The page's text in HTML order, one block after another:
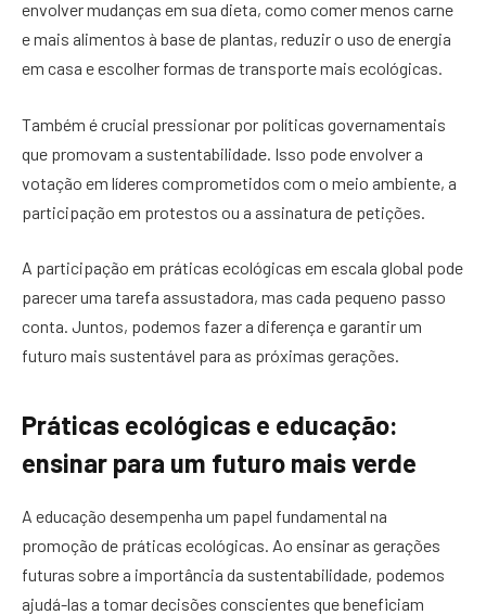
envolver mudanças em sua dieta, como comer menos carne
e mais alimentos à base de plantas, reduzir o uso de energia
em casa e escolher formas de transporte mais ecológicas.
Também é crucial pressionar por políticas governamentais
que promovam a sustentabilidade. Isso pode envolver a
votação em líderes comprometidos com o meio ambiente, a
participação em protestos ou a assinatura de petições.
A participação em práticas ecológicas em escala global pode
parecer uma tarefa assustadora, mas cada pequeno passo
conta. Juntos, podemos fazer a diferença e garantir um
futuro mais sustentável para as próximas gerações.
Práticas ecológicas e educação:
ensinar para um futuro mais verde
A educação desempenha um papel fundamental na
promoção de práticas ecológicas. Ao ensinar as gerações
futuras sobre a importância da sustentabilidade, podemos
ajudá-las a tomar decisões conscientes que beneficiam